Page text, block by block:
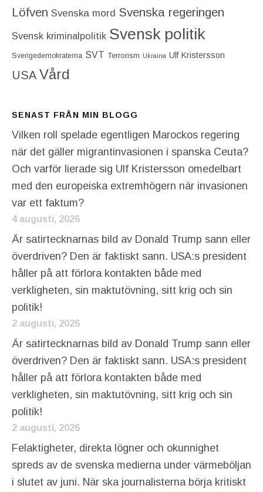
Löfven Svenska mord Svenska regeringen
Svensk kriminalpolitik Svensk politik
Sverigedemokraterna SVT Terrorism Ukraina Ulf Kristersson
USA Vård
SENAST FRÅN MIN BLOGG
Vilken roll spelade egentligen Marockos regering
när det gäller migrantinvasionen i spanska Ceuta?
Och varför lierade sig Ulf Kristersson omedelbart
med den europeiska extremhögern när invasionen
var ett faktum?
4 augusti, 2026
Är satirtecknarnas bild av Donald Trump sann eller
överdriven? Den är faktiskt sann. USA:s president
håller på att förlora kontakten både med
verkligheten, sin maktutövning, sitt krig och sin
politik!
2 augusti, 2026
Är satirtecknarnas bild av Donald Trump sann eller
överdriven? Den är faktiskt sann. USA:s president
håller på att förlora kontakten både med
verkligheten, sin maktutövning, sitt krig och sin
politik!
2 augusti, 2026
Felaktigheter, direkta lögner och okunnighet
spreds av de svenska medierna under värmeböljan
i slutet av juni. När ska journalisterna börja kritiskt